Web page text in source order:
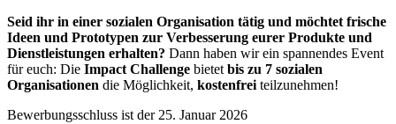
Seid ihr in einer sozialen Organisation tätig und möchtet frische
Ideen und Prototypen zur Verbesserung eurer Produkte und
Dienstleistungen erhalten? Dann haben wir ein spannendes Event
für euch: Die Impact Challenge bietet bis zu 7 sozialen
Organisationen die Möglichkeit, kostenfrei teilzunehmen!
Bewerbungsschluss ist der 25. Januar 2026